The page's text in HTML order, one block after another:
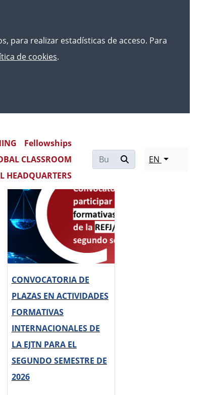
para realizar estadísticas de acceso. Para
de cookies.
Fellowships
CLASSROOM
HEADQUARTERS
EN
CONVOCATORIA DE
PLAZAS EN ACTIVIDADES
FORMATIVAS
INTERNACIONALES DE
LA EJTN PARA EL
SEGUNDO SEMESTRE DE
2026